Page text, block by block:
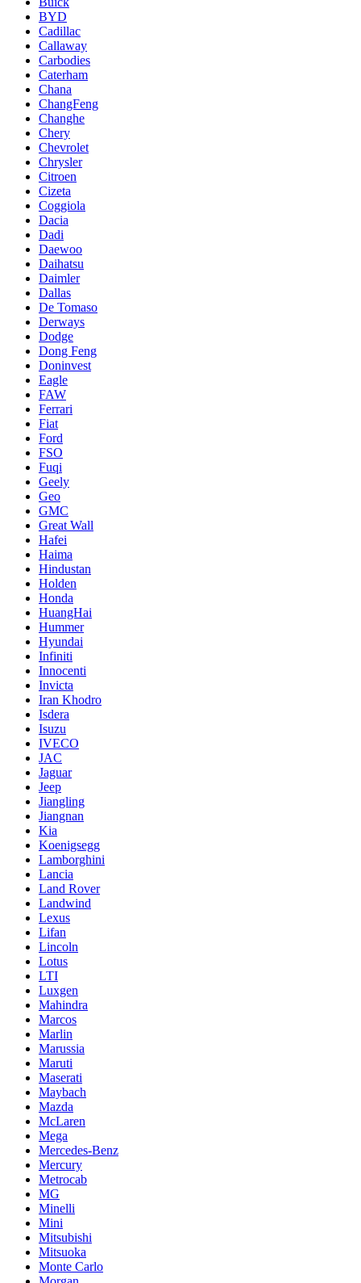
BYD
Cadillac
Callaway
Carbodies
Caterham
Chana
ChangFeng
Changhe
Chery
Chevrolet
Chrysler
Citroen
Cizeta
Coggiola
Dacia
Dadi
Daewoo
Daihatsu
Daimler
Dallas
De Tomaso
Derways
Dodge
Dong Feng
Doninvest
Eagle
FAW
Ferrari
Fiat
Ford
FSO
Fuqi
Geely
Geo
GMC
Great Wall
Hafei
Haima
Hindustan
Holden
Honda
HuangHai
Hummer
Hyundai
Infiniti
Innocenti
Invicta
Iran Khodro
Isdera
Isuzu
IVECO
JAC
Jaguar
Jeep
Jiangling
Jiangnan
Kia
Koenigsegg
Lamborghini
Lancia
Land Rover
Landwind
Lexus
Lifan
Lincoln
Lotus
LTI
Luxgen
Mahindra
Marcos
Marlin
Marussia
Maruti
Maserati
Maybach
Mazda
McLaren
Mega
Mercedes-Benz
Mercury
Metrocab
MG
Minelli
Mini
Mitsubishi
Mitsuoka
Monte Carlo